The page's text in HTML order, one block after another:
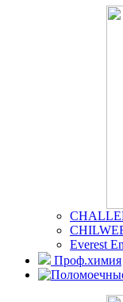
Everest
Проф.химия